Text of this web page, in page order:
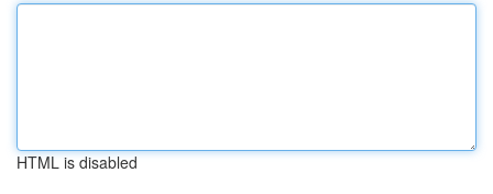
HTML is disabled